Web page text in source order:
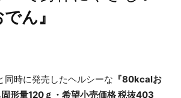
ん』
同時に発売したヘルシーな 『80kcalお
形量120ｇ・希望小売価格 税抜403